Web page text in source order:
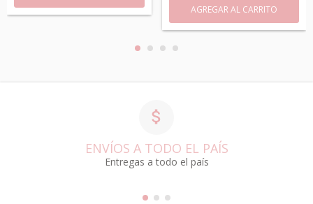
ENVÍOS A TODO EL PAÍS
Entregas a todo el país